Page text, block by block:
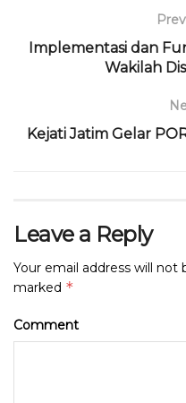
o
p
m
Implementasi dan
Wakilah
Kejati Jatim Gelar
Leave a Reply
Your email address will not
marked *
Comment